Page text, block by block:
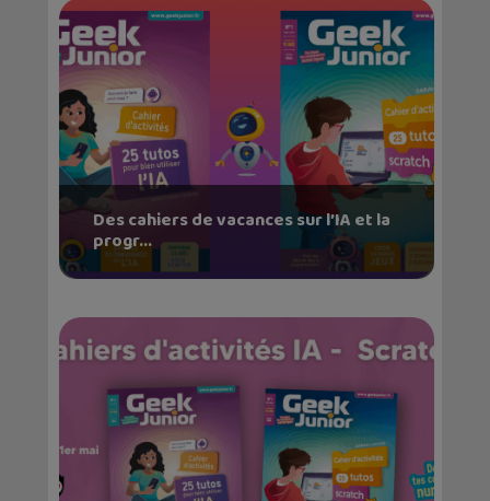
Des cahiers de vacances sur l’IA et la
progr...